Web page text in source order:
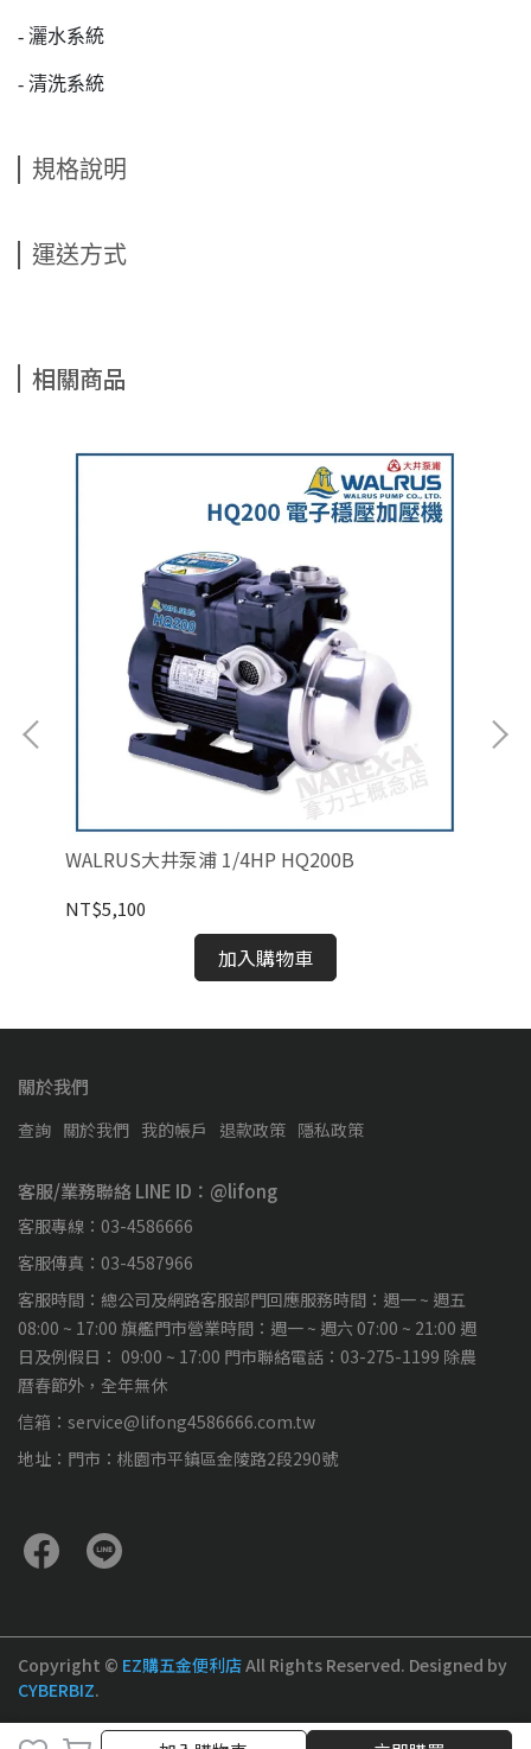
加入購物車
- 灑水系統
- 清洗系統
規格說明
運送方式
相關商品
WALRUS大井泵浦 1/4HP HQ200B
NT$5,100
加入購物車
關於我們
查詢 關於我們 我的帳戶 退款政策 隱私政策
客服/業務聯絡 LINE ID：@lifong
客服專線：03-4586666
客服傳真：03-4587966
客服時間：總公司及網路客服部門回應服務時間：週一 ~ 週五
08:00 ~ 17:00 旗艦門市營業時間：週一 ~ 週六 07:00 ~ 21:00 週
日及例假日： 09:00 ~ 17:00 門市聯絡電話：03-275-1199 除農
曆春節外，全年無休
信箱：service@lifong4586666.com.tw
地址：門市：桃園市平鎮區金陵路2段290號
Copyright © EZ購五金便利店All Rights Reserved. Designed by
CYBERBIZ.